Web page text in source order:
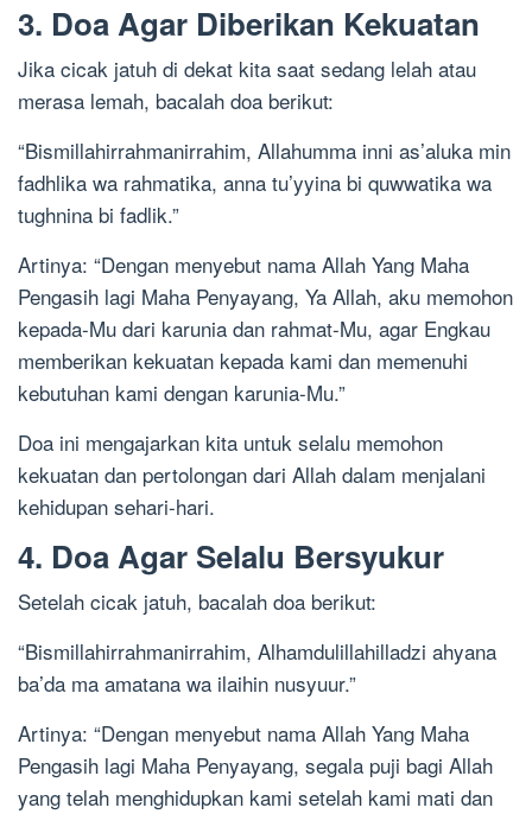
3. Doa Agar Diberikan Kekuatan
Jika cicak jatuh di dekat kita saat sedang lelah atau
merasa lemah, bacalah doa berikut:
“Bismillahirrahmanirrahim, Allahumma inni as’aluka min
fadhlika wa rahmatika, anna tu’yyina bi quwwatika wa
tughnina bi fadlik.”
Artinya: “Dengan menyebut nama Allah Yang Maha
Pengasih lagi Maha Penyayang, Ya Allah, aku memohon
kepada-Mu dari karunia dan rahmat-Mu, agar Engkau
memberikan kekuatan kepada kami dan memenuhi
kebutuhan kami dengan karunia-Mu.”
Doa ini mengajarkan kita untuk selalu memohon
kekuatan dan pertolongan dari Allah dalam menjalani
kehidupan sehari-hari.
4. Doa Agar Selalu Bersyukur
Setelah cicak jatuh, bacalah doa berikut:
“Bismillahirrahmanirrahim, Alhamdulillahilladzi ahyana
ba’da ma amatana wa ilaihin nusyuur.”
Artinya: “Dengan menyebut nama Allah Yang Maha
Pengasih lagi Maha Penyayang, segala puji bagi Allah
yang telah menghidupkan kami setelah kami mati dan